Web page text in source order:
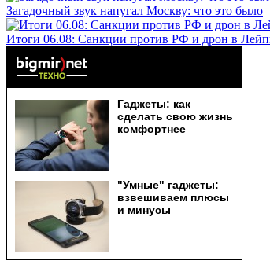
Загадочный звук напугал Москву: что это было
Итоги 06.08: Санкции против РФ и дрон в